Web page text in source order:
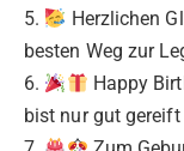
5.
Herzlichen
besten Weg zur
6.
Happy
bist nur gut gereift